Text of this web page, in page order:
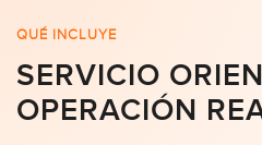
QUÉ INCLUYE
SERVICIO
OPERACIÓN